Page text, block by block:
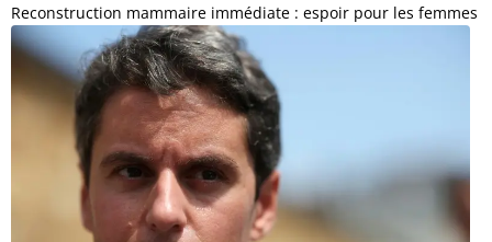
Reconstruction mammaire immédiate : espoir pour les femmes